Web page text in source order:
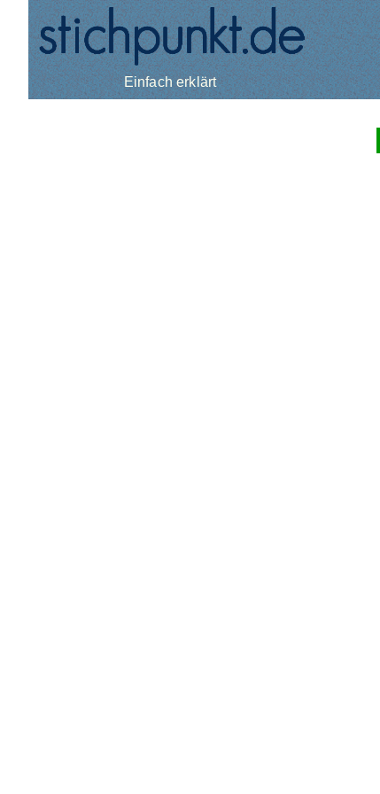
Einfach erklärt